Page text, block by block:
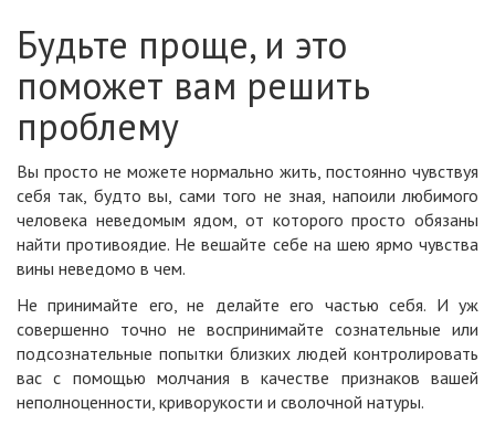
Будьте проще, и это
поможет вам решить
проблему
Вы просто не можете нормально жить, постоянно чувствуя
себя так, будто вы, сами того не зная, напоили любимого
человека неведомым ядом, от которого просто обязаны
найти противоядие. Не вешайте себе на шею ярмо чувства
вины неведомо в чем.
Не принимайте его, не делайте его частью себя. И уж
совершенно точно не воспринимайте сознательные или
подсознательные попытки близких людей контролировать
вас с помощью молчания в качестве признаков вашей
неполноценности, криворукости и сволочной натуры.